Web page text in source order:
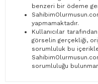
benzeri bir ödeme
yapmamaktadır.
Kullanıcılar
görselin gerçekliği,
sorumluluk bu
sorumluluğu